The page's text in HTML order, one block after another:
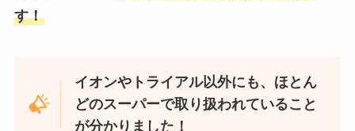
す！
イオンやトライアル以外にも、ほとん
どのスーパーで取り扱われていること
が分かりました！